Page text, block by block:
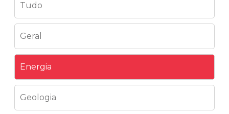
Tudo
Geral
Energia
Geologia